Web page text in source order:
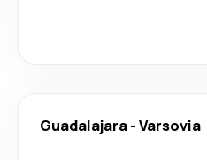
Guadalajara-Varsovia